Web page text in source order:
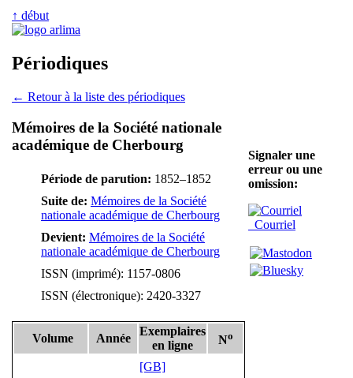
↑ début
Périodiques
← Retour à la liste des périodiques
Mémoires de la Société nationale
académique de Cherbourg
Période de parution: 1852–1852
Suite de: Mémoires de la Société
nationale académique de Cherbourg
Devient: Mémoires de la Société
nationale académique de Cherbourg
ISSN (imprimé): 1157-0806
ISSN (électronique): 2420-3327
Volume Année
Exemplaires
en ligne
No
[GB]
Signaler une
erreur ou une
omission:
Courriel